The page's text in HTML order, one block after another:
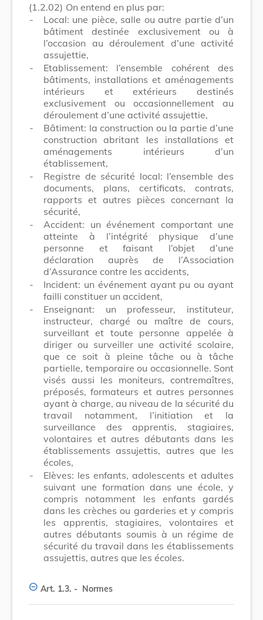
(1.2.02) On entend en plus par:
-
Local: une pièce, salle ou autre partie d’un
bâtiment destinée exclusivement ou à
l’occasion au déroulement d’une activité
assujettie,
-
Etablissement: l’ensemble cohérent des
bâtiments, installations et aménagements
intérieurs et extérieurs destinés
exclusivement ou occasionnellement au
déroulement d’une activité assujettie,
-
Bâtiment: la construction ou la partie d’une
construction abritant les installations et
aménagements intérieurs d’un
établissement,
-
Registre de sécurité local: l’ensemble des
documents, plans, certificats, contrats,
rapports et autres pièces concernant la
sécurité,
-
Accident: un événement comportant une
atteinte à l’intégrité physique d’une
personne et faisant l’objet d’une
déclaration auprès de l’Association
d’Assurance contre les accidents,
-
Incident: un événement ayant pu ou ayant
failli constituer un accident,
-
Enseignant: un professeur, instituteur,
instructeur, chargé ou maître de cours,
surveillant et toute personne appelée à
diriger ou surveiller une activité scolaire,
que ce soit à pleine tâche ou à tâche
partielle, temporaire ou occasionnelle. Sont
visés aussi les moniteurs, contremaîtres,
préposés, formateurs et autres personnes
ayant à charge, au niveau de la sécurité du
travail notamment, l’initiation et la
surveillance des apprentis, stagiaires,
volontaires et autres débutants dans les
établissements assujettis, autres que les
écoles,
-
Elèves: les enfants, adolescents et adultes
suivant une formation dans une école, y
compris notamment les enfants gardés
dans les crèches ou garderies et y compris
les apprentis, stagiaires, volontaires et
autres débutants soumis à un régime de
sécurité du travail dans les établissements
assujettis, autres que les écoles.
Art. 1.3. - Normes